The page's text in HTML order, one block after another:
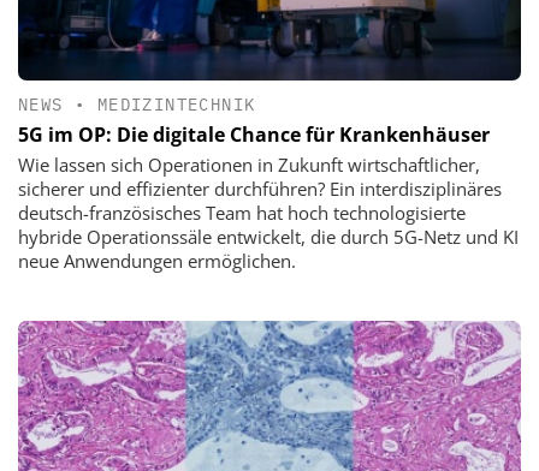
NEWS • MEDIZINTECHNIK
5G im OP: Die digitale Chance für Krankenhäuser
Wie lassen sich Operationen in Zukunft wirtschaftlicher,
sicherer und effizienter durchführen? Ein interdisziplinäres
deutsch-französisches Team hat hoch technologisierte
hybride Operationssäle entwickelt, die durch 5G-Netz und KI
neue Anwendungen ermöglichen.